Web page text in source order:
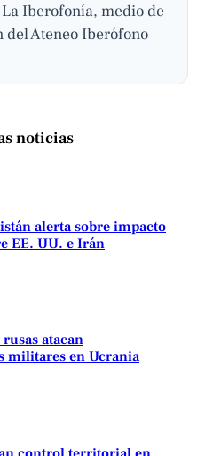
Iberofonía, medio de
del Ateneo Iberófono
noticias
alerta sobre impacto
EE. UU. e Irán
atacan
militares en Ucrania